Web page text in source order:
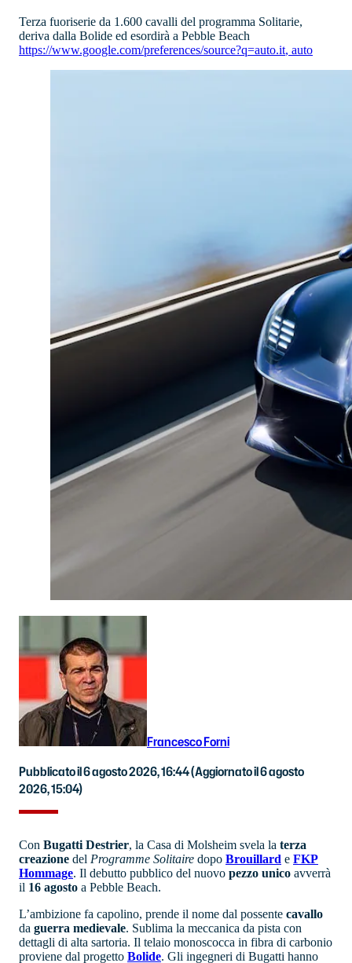
Terza fuoriserie da 1.600 cavalli del programma Solitarie,
deriva dalla Bolide ed esordirà a Pebble Beach
https://www.google.com/preferences/source?q=auto.it, auto
Francesco Forni
Pubblicato il 6 agosto 2026, 16:44(Aggiornato il 6 agosto
2026, 15:04)
Con Bugatti Destrier, la Casa di Molsheim svela la terza
creazione del Programme Solitaire dopo Brouillard e FKP
Hommage. Il debutto pubblico del nuovo pezzo unico avverrà
il 16 agosto a Pebble Beach.
L’ambizione fa capolino, prende il nome dal possente cavallo
da guerra medievale. Sublima la meccanica da pista con
dettagli di alta sartoria. Il telaio monoscocca in fibra di carbonio
proviene dal progetto Bolide. Gli ingegneri di Bugatti hanno